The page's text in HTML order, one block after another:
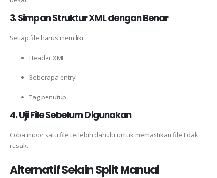
3. Simpan Struktur XML dengan Benar
Setiap file harus memiliki:
Header XML
Beberapa entry
Tag penutup
4. Uji File Sebelum Digunakan
Coba impor satu file terlebih dahulu untuk memastikan file tidak
rusak.
Alternatif Selain Split Manual